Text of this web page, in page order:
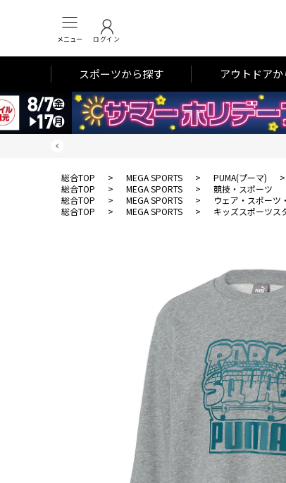
メニュー ログイン
スポーツから探す アウトドア
総合TOP > MEGA SPORTS > PUMA(プーマ) >
総合TOP
> MEGA SPORTS > 競技・スポーツ
総合TOP
> MEGA SPORTS > ウェア・スポーツ
総合TOP
> MEGA SPORTS > キッズスポーツス